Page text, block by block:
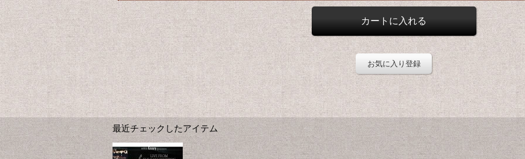
お気に入り登録
最近チェックしたアイテム